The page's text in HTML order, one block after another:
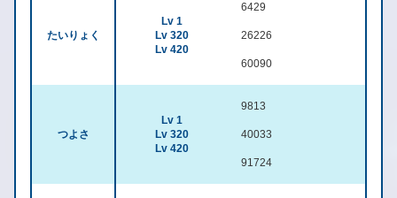
たいりょく
Lv 1
Lv 320
Lv 420
6429
26226
60090
つよさ
Lv 1
Lv 320
Lv 420
9813
40033
91724